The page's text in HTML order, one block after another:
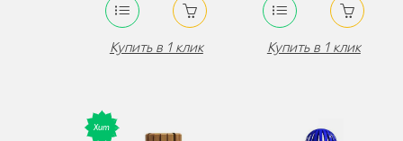
Купить в 1 клик Купить в 1 клик